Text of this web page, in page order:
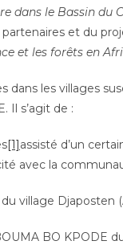
dans le Bassin du
et du
et les forêts en
dans les villages
Il s’agit de :
[1]assisté d’un
avec la
Djaposten
BO KPODE